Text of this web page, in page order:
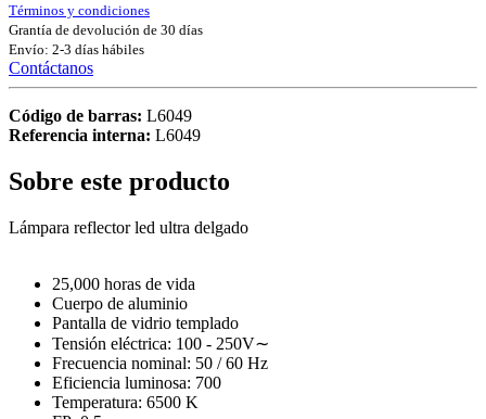
Términos y condiciones
Grantía de devolución de 30 días
Envío: 2-3 días hábiles
Contáctanos
Código de barras: L6049
Referencia interna: L6049
Sobre este producto
Lámpara reflector led ultra delgado
25,000 horas de vida
Cuerpo de aluminio
Pantalla de vidrio templado
Tensión eléctrica: 100 - 250V∼
Frecuencia nominal: 50 / 60 Hz
Eficiencia luminosa: 700
Temperatura: 6500 K